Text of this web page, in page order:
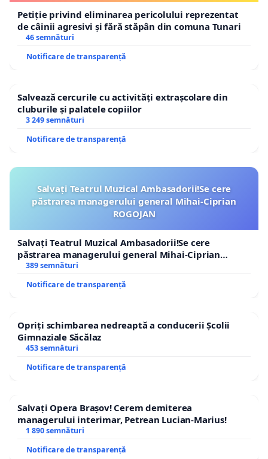
Petiție privind eliminarea pericolului reprezentat
de câinii agresivi și fără stăpân din comuna Tunari
46 semnături
Notificare de transparență
Salvează cercurile cu activități extrașcolare din
cluburile și palatele copiilor
3 249 semnături
Notificare de transparență
Salvați Teatrul Muzical Ambasadorii!Se cere
păstrarea managerului general Mihai-Ciprian
ROGOJAN
Salvați Teatrul Muzical Ambasadorii!Se cere
păstrarea managerului general Mihai-Ciprian
ROGOJAN
389 semnături
Notificare de transparență
Opriți schimbarea nedreaptă a conducerii Școlii
Gimnaziale Săcălaz
453 semnături
Notificare de transparență
Salvați Opera Brașov! Cerem demiterea
managerului interimar, Petrean Lucian-Marius!
1 890 semnături
Notificare de transparență